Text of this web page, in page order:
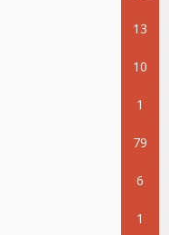
13
10
1
79
6
1